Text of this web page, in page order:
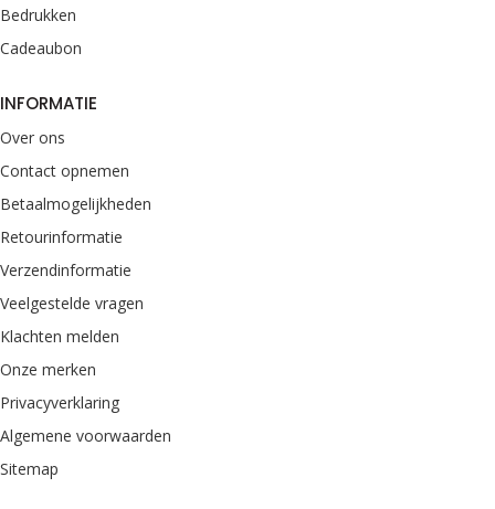
Bedrukken
Cadeaubon
INFORMATIE
Over ons
Contact opnemen
Betaalmogelijkheden
Retourinformatie
Verzendinformatie
Veelgestelde vragen
Klachten melden
Onze merken
Privacyverklaring
Algemene voorwaarden
Sitemap